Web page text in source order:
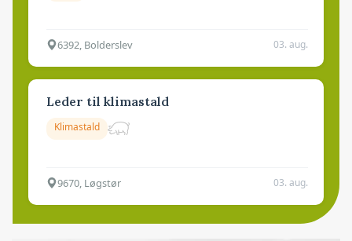
6392, Bolderslev 03. aug.
Leder til klimastald
Klimastald
9670, Løgstør 03. aug.